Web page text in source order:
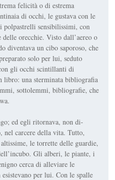
felicità o di e­strema
di occhi, le gu­stava con le
sensibi­lissimi, con
delle orecchie. Vi­sto dall’aereo o
diventava un cibo saporoso, che
solo per lui, seduto
gli occhi scintillanti di
libro: una stermi­nata bibliografia
sottolem­mi, bibliografie, che
ed egli ritornava, non di­
nel carcere della vita. Tutto,
le torrette delle guar­die,
Gli alberi, le piante, i
cerca di alleviare le
per lui. Con le spalle